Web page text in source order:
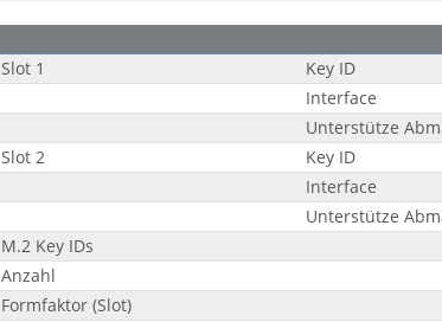
Slot 1 Key ID
Interface
Unterstütze
Slot 2
Key ID
Interface
Unterstütze
M.2 Key IDs
Anzahl
Formfaktor (Slot)